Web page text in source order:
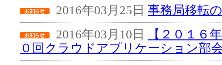
2016年03月25日 事務局移転
2016年03月10日
【２０１６
０回クラウドアプリケーション部